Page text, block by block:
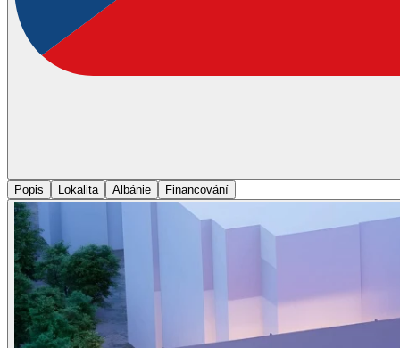
Popis Lokalita Albánie Financování